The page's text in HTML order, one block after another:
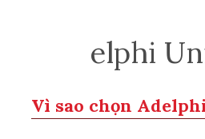
elphi
Vì sao chọn